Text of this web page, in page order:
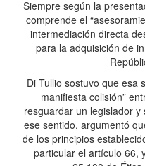
Siempre según la
comprende el
intermediación directa
para la adquisición de
Di Tullio sostuvo que esa
manifiesta colisión”
resguardar un legislador
ese sentido, argumentó
de los principios
particular el artículo 66,